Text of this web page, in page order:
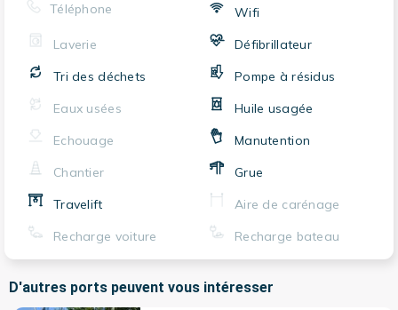
Téléphone
Wifi
Laverie
Défibrillateur
Tri des déchets
Pompe à résidus
Eaux usées
Huile usagée
Echouage
Manutention
Chantier
Grue
Travelift
Aire de carénage
Recharge voiture
Recharge bateau
D'autres ports peuvent vous intéresser